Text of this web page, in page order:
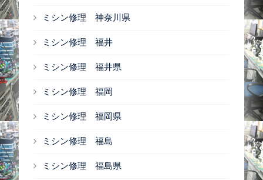
ミシン修理 神奈川県
ミシン修理 福井
ミシン修理 福井県
ミシン修理 福岡
ミシン修理 福岡県
ミシン修理 福島
ミシン修理 福島県